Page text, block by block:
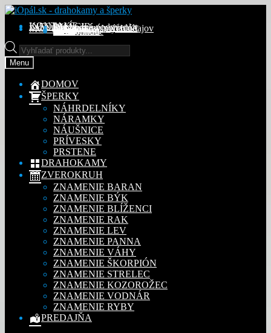
Preskočiť
navigáciu
Preskočiť
obsah
KONTAKT
INFORMÁCIE
Obchodné podmienky
Reklamačný poriadok
Ochrana osobných údajov
MÔJ ÚČETObjednávky
Adresy
Detaily účtu
Na stiahnutie
Products
search
Menu
DOMOV
ŠPERKY
NÁHRDELNÍKY
NÁRAMKY
NÁUŠNICE
PRÍVESKY
PRSTENE
DRAHOKAMY
ZVEROKRUH
ZNAMENIE BARAN
ZNAMENIE BÝK
ZNAMENIE BLÍŽENCI
ZNAMENIE RAK
ZNAMENIE LEV
ZNAMENIE PANNA
ZNAMENIE VÁHY
ZNAMENIE ŠKORPIÓN
ZNAMENIE STRELEC
ZNAMENIE KOZOROŽEC
ZNAMENIE VODNÁR
ZNAMENIE RYBY
PREDAJŇA